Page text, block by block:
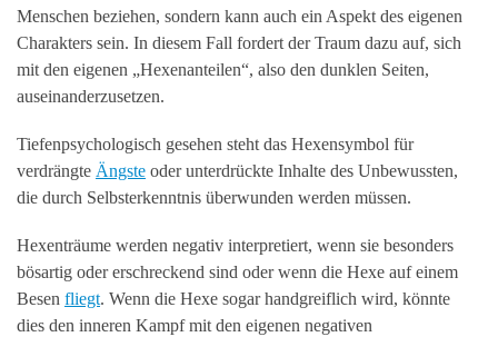
Menschen beziehen, sondern kann auch ein Aspekt des eigenen
Charakters sein. In diesem Fall fordert der Traum dazu auf, sich
mit den eigenen „Hexenanteilen“, also den dunklen Seiten,
auseinanderzusetzen.
Tiefenpsychologisch gesehen steht das Hexensymbol für
verdrängte Ängste oder unterdrückte Inhalte des Unbewussten,
die durch Selbsterkenntnis überwunden werden müssen.
Hexenträume werden negativ interpretiert, wenn sie besonders
bösartig oder erschreckend sind oder wenn die Hexe auf einem
Besen fliegt. Wenn die Hexe sogar handgreiflich wird, könnte
dies den inneren Kampf mit den eigenen negativen